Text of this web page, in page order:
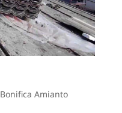
Bonifica Amianto